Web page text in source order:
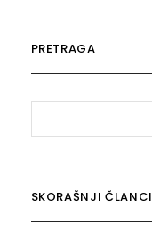
PRETRAGA
SKORAŠNJI ČLANCI